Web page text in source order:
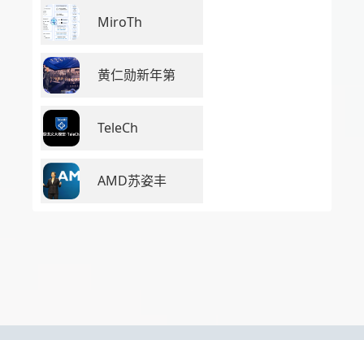
MiroTh
黄仁勋新年第
TeleCh
AMD苏姿丰